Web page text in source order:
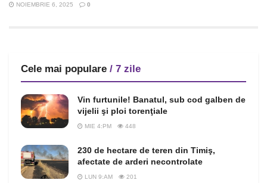
NOIEMBRIE 6, 2025 0
Cele mai populare / 7 zile
Vin furtunile! Banatul, sub cod galben de
vijelii şi ploi torenţiale
MIE 4:PM 448
230 de hectare de teren din Timiş,
afectate de arderi necontrolate
LUN 9:AM 201